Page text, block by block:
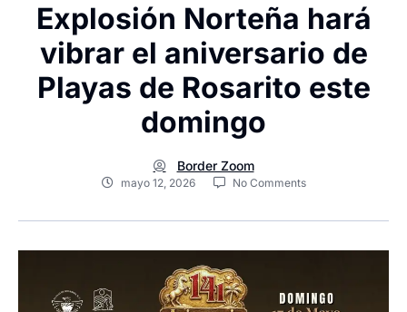
Explosión Norteña hará
vibrar el aniversario de
Playas de Rosarito este
domingo
Border Zoom
mayo 12, 2026 No Comments